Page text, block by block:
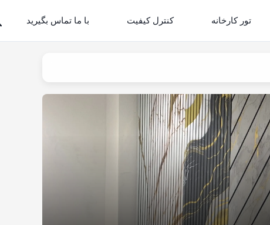
تور کارخانه کنترل کیفیت با ما تماس بگیرید